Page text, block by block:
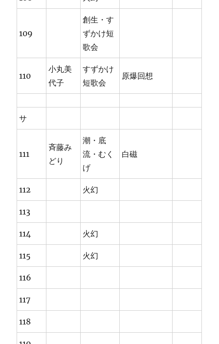
109
創生・す
ずかけ短
歌会
110
小丸美
代子
すずかけ
短歌会
原爆回想
サ
111
斉藤み
どり
潮・底
流・むく
げ
白磁
112 火幻
113
114 火幻
115 火幻
116
117
118